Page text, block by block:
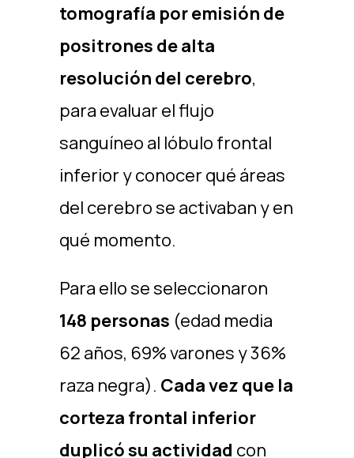
tomografía por emisión de
positrones de alta
resolución del cerebro,
para evaluar el flujo
sanguíneo al lóbulo frontal
inferior y conocer qué áreas
del cerebro se activaban y en
qué momento.
Para ello se seleccionaron
148 personas (edad media
62 años, 69% varones y 36%
raza negra). Cada vez que la
corteza frontal inferior
duplicó su actividad con